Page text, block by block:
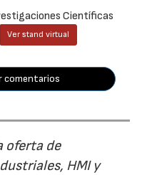
Científicas
Ver stand virtual
comentarios
oferta de
HMI y